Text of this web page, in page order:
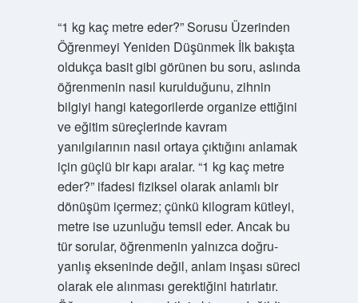
“1 kg kaç metre eder?” Sorusu Üzerinden
Öğrenmeyi Yeniden Düşünmek İlk bakışta
oldukça basit gibi görünen bu soru, aslında
öğrenmenin nasıl kurulduğunu, zihnin
bilgiyi hangi kategorilerde organize ettiğini
ve eğitim süreçlerinde kavram
yanılgılarının nasıl ortaya çıktığını anlamak
için güçlü bir kapı aralar. “1 kg kaç metre
eder?” ifadesi fiziksel olarak anlamlı bir
dönüşüm içermez; çünkü kilogram kütleyi,
metre ise uzunluğu temsil eder. Ancak bu
tür sorular, öğrenmenin yalnızca doğru-
yanlış ekseninde değil, anlam inşası süreci
olarak ele alınması gerektiğini hatırlatır.